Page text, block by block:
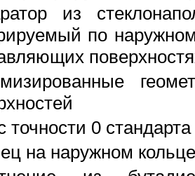
из
по
точности 0
на наружном кольце